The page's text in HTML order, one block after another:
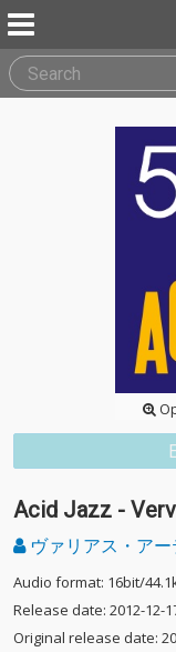
Acid Jazz -
ヴァリアス・アー
Audio format: 16bit/
Release date: 2012-12-
Original release date: